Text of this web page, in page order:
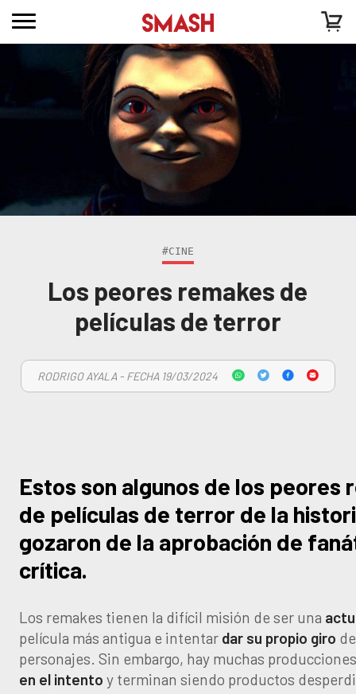
#CINE
Los peores remakes de
películas de terror
RODRIGO AYALA - FECHA 19/03/2024
Estos son algunos de los peores
de películas de terror de la
gozaron de la aprobación de
crítica.
Los remakes tienen la difícil misión de ser una
película más antigua e intentar dar su propio giro
personajes. Sin embargo, hay muchas
en el intento y terminan siendo productos